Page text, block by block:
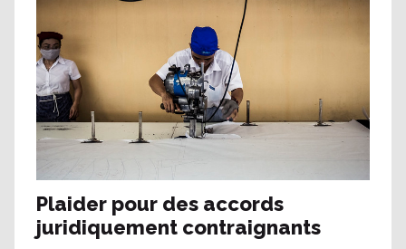
Plaider pour des accords
juridiquement contraignants